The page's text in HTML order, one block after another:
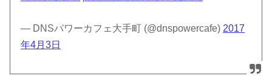
— DNSパワーカフェ大手町 (@dnspowercafe)2017
年4月3日